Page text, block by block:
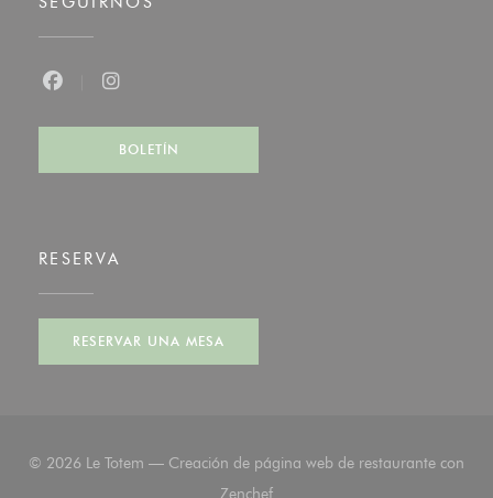
BOLETÍN
RESERVA
RESERVAR UNA MESA
© 2026 Le Totem — Creación de página web de restaurante con
((abre en una nueva ventana))